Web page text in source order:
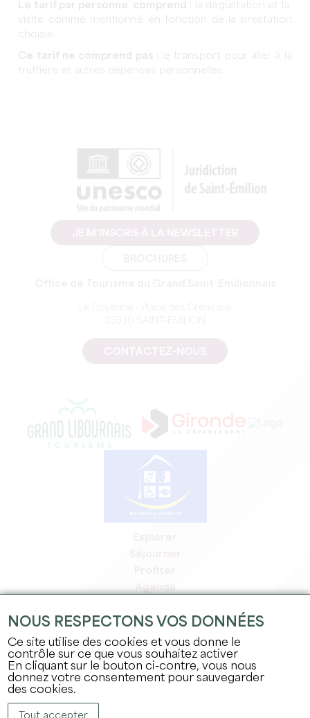
Le tarif par personne comprend :
la dégustation et la
visite comme mentionné en fonction de la prestation
choisie.
Ce tarif ne comprend pas :
le transport pour aller à la
truffière et autres dépenses personnelles.
Agenda
Espace adhérents
Espace presse
Emplois & stages
Mentions légales
NOUS RESPECTONS VOS DONNÉES
Ce site utilise des cookies et vous donne le
contrôle sur ce que vous souhaitez activer
En cliquant sur le bouton ci-contre, vous nous
donnez votre consentement pour sauvegarder
des cookies.
Tout accepter